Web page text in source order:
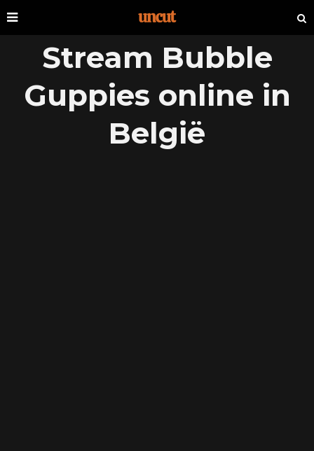
Stream Bubble
Guppies online in
België